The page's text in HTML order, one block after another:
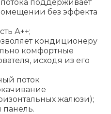
поддерживает
без эффекта
А++;
кондиционеру
комфортные
исходя из его
поток
жалюзи);